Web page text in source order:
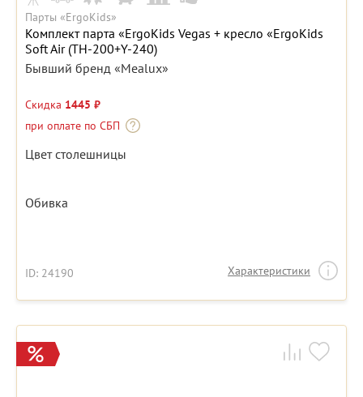
Парты «ErgoKids»
Комплект парта «ErgoKids Vegas + кресло «ErgoKids
Soft Air (TH-200+Y-240)
Бывший бренд «Mealux»
Скидка 1445 ₽
при оплате по СБП
Цвет столешницы
Обивка
ID: 24190 Характеристики